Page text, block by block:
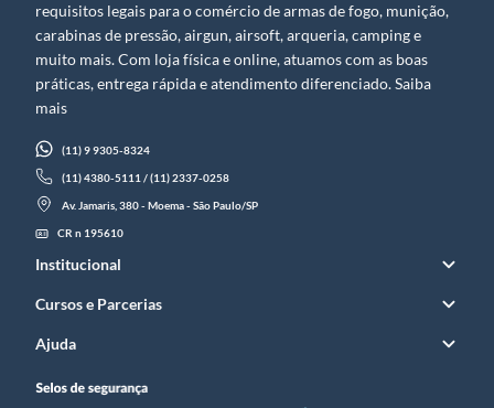
requisitos legais para o comércio de armas de fogo, munição,
carabinas de pressão, airgun, airsoft, arqueria, camping e
muito mais. Com loja física e online, atuamos com as boas
práticas, entrega rápida e atendimento diferenciado. Saiba
mais
(11) 9 9305-8324
(11) 4380-5111 / (11) 2337-0258
Av. Jamaris, 380 - Moema - São Paulo/SP
CR n 195610
Institucional
Cursos e Parcerias
Ajuda